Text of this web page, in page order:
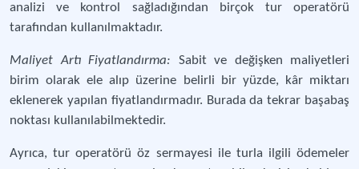
analizi ve kontrol sağladığından birçok tur operatörü
tarafından kullanılmaktadır.
Maliyet Artı Fiyatlandırma: Sabit ve değişken maliyetleri
birim olarak ele alıp üzerine belirli bir yüzde, kâr miktarı
eklenerek yapılan fiyatlandırmadır. Burada da tekrar başabaş
noktası kullanılabilmektedir.
Ayrıca, tur operatörü öz sermayesi ile turla ilgili ödemeler